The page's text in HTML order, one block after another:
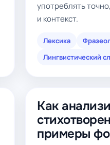
употреблять
и контекст.
Лексика
Лингвистический
Как
примеры